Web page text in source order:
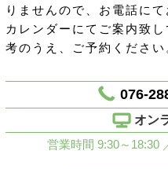
りませんので、お電話に
カレンダーにてご案内致
考のうえ、ご予約ください
076-
オン
営業時間 9:30～18:30